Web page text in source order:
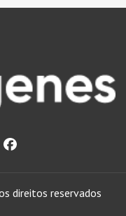
direitos reservados